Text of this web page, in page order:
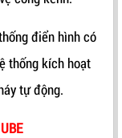
điển hình có
thống kích hoạt
tự động.